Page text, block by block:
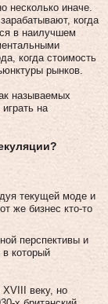
несколько иначе.
когда
в наилучшем
когда стоимость
рынков.
называемых
на
текущей моде и
же бизнес кто-то
перспективы и
в который
XVIII веку, но